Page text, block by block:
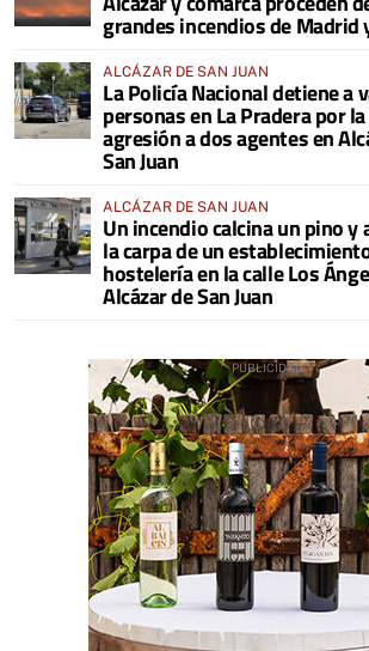
grandes incendios de Madrid
ALCÁZAR DE SAN JUAN
La Policía Nacional detiene a
personas en La Pradera por la
agresión a dos agentes en
San Juan
ALCÁZAR DE SAN JUAN
Un incendio calcina un pino y
la carpa de un
hostelería en la calle Los
Alcázar de San Juan